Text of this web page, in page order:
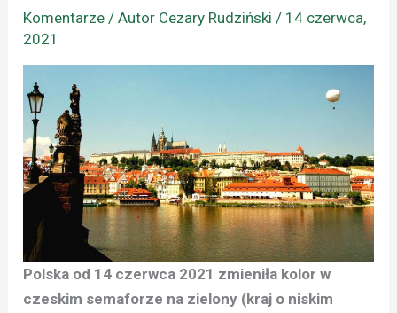
Komentarze / Autor Cezary Rudziński/ 14 czerwca,
2021
Polska od 14 czerwca 2021 zmieniła kolor w
czeskim semaforze na zielony (kraj o niskim